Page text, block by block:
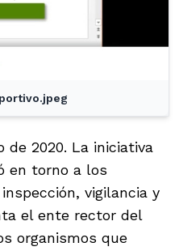
de 2020. La iniciativa
en torno a los
vigilancia y
el ente rector del
organismos que